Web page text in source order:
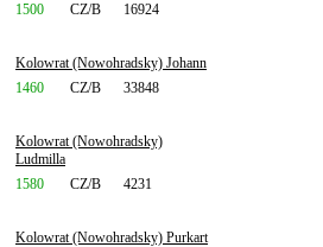
1500
CZ/B 16924
Kolowrat (Nowohradsky) Johann
1460
CZ/B 33848
Kolowrat (Nowohradsky)
Ludmilla
1580
CZ/B 4231
Kolowrat (Nowohradsky) Purkart